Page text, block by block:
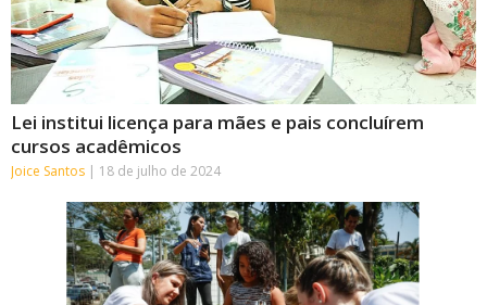
Lei institui licença para mães e pais concluírem
cursos acadêmicos
Joice Santos 18 de julho de 2024